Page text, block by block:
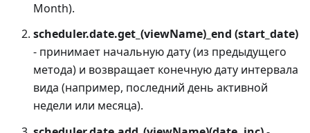
Month).
scheduler.date.get_(viewName)_end (start_date)
- принимает начальную дату (из предыдущего
метода) и возвращает конечную дату интервала
вида (например, последний день активной
недели или месяца).